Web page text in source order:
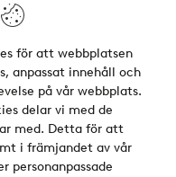
för att webbplatsen
anpassat innehåll och
på vår webbplats.
delar vi med de
med. Detta för att
i främjandet av vår
personanpassade
eller dela upp
?